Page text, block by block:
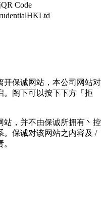
Code
开保诚网站，本公司网站对
。阁下可以按下下方「拒
站，并不由保诚所拥有丶控
。保诚对该网站之内容及 /